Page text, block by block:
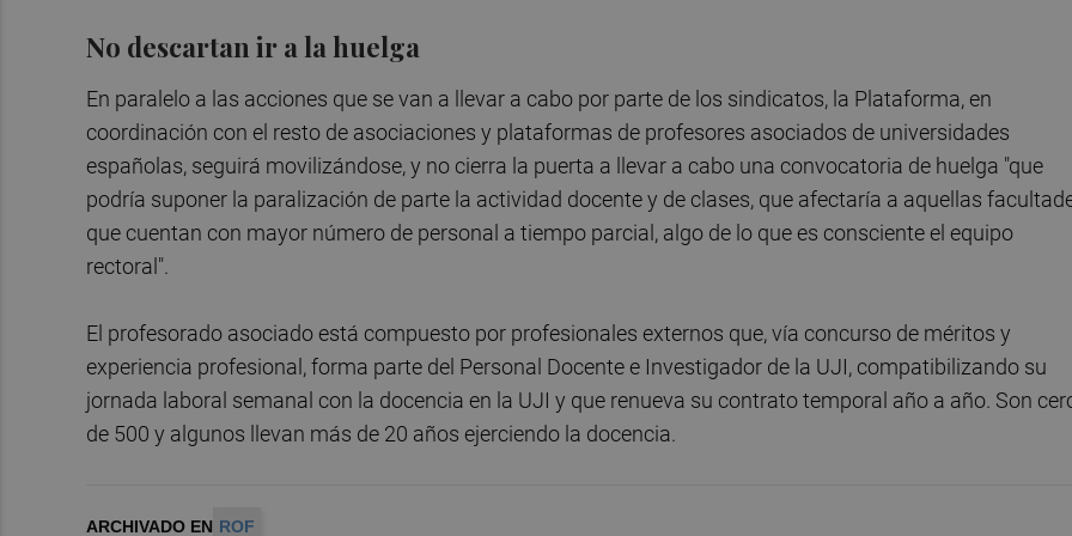
No descartan ir a la huelga
En paralelo a las acciones que se van a llevar a cabo por parte de los sindicatos, la Plataforma, en
coordinación con el resto de asociaciones y plataformas de profesores asociados de universidades
españolas, seguirá movilizándose, y no cierra la puerta a llevar a cabo una convocatoria de huelga "que
podría suponer la paralización de parte la actividad docente y de clases, que afectaría a aquellas
que cuentan con mayor número de personal a tiempo parcial, algo de lo que es consciente el equipo
rectoral".
El profesorado asociado está compuesto por profesionales externos que, vía concurso de méritos y
experiencia profesional, forma parte del Personal Docente e Investigador de la UJI, compatibilizando su
jornada laboral semanal con la docencia en la UJI y que renueva su contrato temporal año a año. Son
de 500 y algunos llevan más de 20 años ejerciendo la docencia.
ARCHIVADO EN ROF